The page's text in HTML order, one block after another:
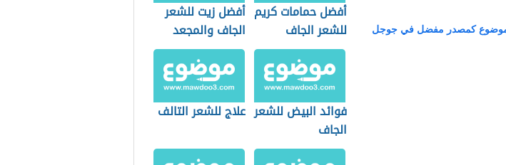
كمصدر مفضل في جوجل
أفضل حمامات كريم
للشعر الجاف
والمتقصف
أفضل زيت للشعر
الجاف والمجعد
فوائد البيض للشعر
الجاف
علاج للشعر التالف